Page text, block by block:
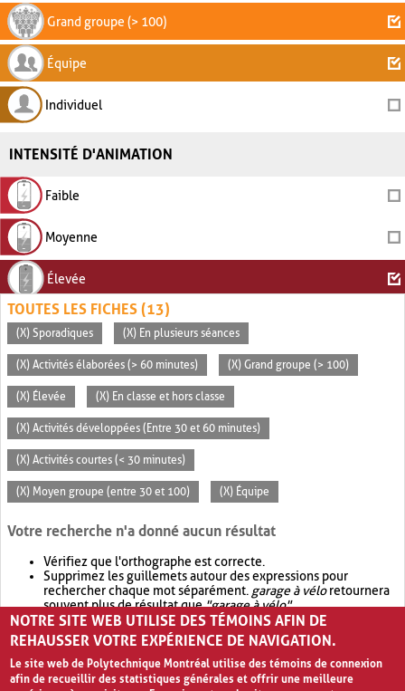
Grand groupe (> 100)
Équipe
Individuel
INTENSITÉ D'ANIMATION
Faible
Moyenne
Élevée
TOUTES LES FICHES (13)
(X) Sporadiques (X) En plusieurs séances
(X) Activités élaborées (> 60 minutes) (X) Grand groupe (> 100)
(X) Élevée (X) En classe et hors classe
(X) Activités développées (Entre 30 et 60 minutes)
(X) Activités courtes (< 30 minutes)
(X) Moyen groupe (entre 30 et 100) (X) Équipe
Votre recherche n'a donné aucun résultat
Vérifiez que l'orthographe est correcte.
Supprimez les guillemets autour des expressions pour
rechercher chaque mot séparément. garage à véloretournera
souvent plus de résultat que"garage à vélo".
Envisagez d'élargir votre recherche avec OR.garage OR vélo
retournera souvent plus de résultat quegarage à vélo
NOTRE SITE WEB UTILISE DES TÉMOINS AFIN DE
REHAUSSER VOTRE EXPÉRIENCE DE NAVIGATION.
Le site web de Polytechnique Montréal utilise des témoins de connexion
afin de recueillir des statistiques générales et offrir une meilleure